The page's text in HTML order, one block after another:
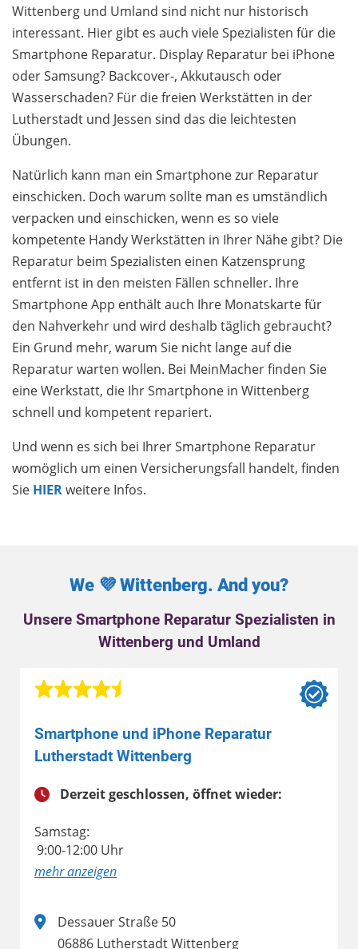
Wittenberg und Umland sind nicht nur historisch
interessant. Hier gibt es auch viele Spezialisten für die
Smartphone Reparatur. Display Reparatur bei iPhone
oder Samsung? Backcover-, Akkutausch oder
Wasserschaden? Für die freien Werkstätten in der
Lutherstadt und Jessen sind das die leichtesten
Übungen.
Natürlich kann man ein Smartphone zur Reparatur
einschicken. Doch warum sollte man es umständlich
verpacken und einschicken, wenn es so viele
kompetente Handy Werkstätten in Ihrer Nähe gibt? Die
Reparatur beim Spezialisten einen Katzensprung
entfernt ist in den meisten Fällen schneller. Ihre
Smartphone App enthält auch Ihre Monatskarte für
den Nahverkehr und wird deshalb täglich gebraucht?
Ein Grund mehr, warum Sie nicht lange auf die
Reparatur warten wollen. Bei MeinMacher finden Sie
eine Werkstatt, die Ihr Smartphone in Wittenberg
schnell und kompetent repariert.
Und wenn es sich bei Ihrer Smartphone Reparatur
womöglich um einen Versicherungsfall handelt, finden
Sie HIERweitere Infos.
We 💜 Wittenberg. And you?
Unsere Smartphone Reparatur Spezialisten in
Wittenberg und Umland
Smartphone und iPhone Reparatur
Lutherstadt Wittenberg
Derzeit geschlossen, öffnet wieder:
Samstag:
9:00-12:00 Uhr
anzeigen
Dessauer Straße 50
06886 Lutherstadt Wittenberg